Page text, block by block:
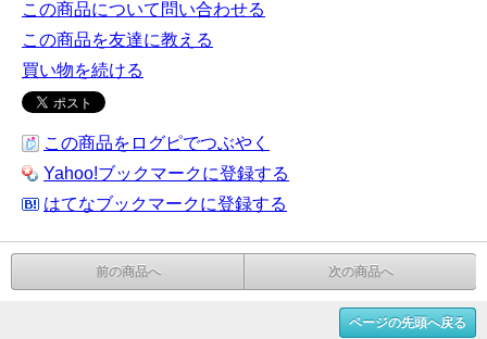
この商品について問い合わせる
この商品を友達に教える
買い物を続ける
この商品をログピでつぶやく
Yahoo!ブックマークに登録する
はてなブックマークに登録する
前の商品へ 次の商品へ
ページの先頭へ戻る